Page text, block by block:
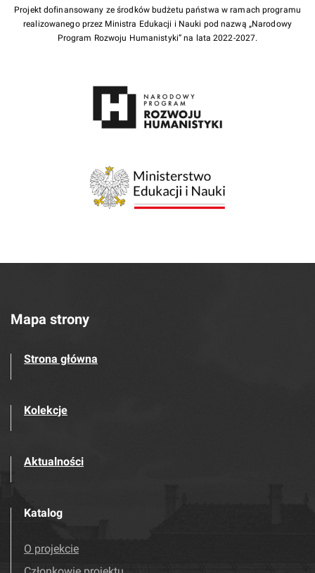
Projekt dofinansowany ze środków budżetu państwa w ramach programu
realizowanego przez Ministra Edukacji i Nauki pod nazwą „Narodowy
Program Rozwoju Humanistyki” na lata 2022-2027.
Mapa strony
Strona główna
Kolekcje
Aktualności
Katalog
O projekcie